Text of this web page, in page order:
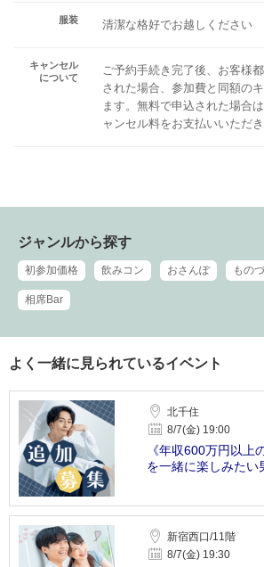
服装 清潔な格好でお越しください
キャンセル
について
ご予約手続き完了後、お客様
された場合、参加費と同額の
ます。無料で申込された場合
ャンセル料をお支払いいただき
ジャンルから探す
初参加価格 飲みコン おさんぽ もの
相席Bar
よく一緒に見られているイベント
北千住
8/7(金) 19:00
《年収600万円以上
を一緒に楽しみたい
新宿西口/11階
8/7(金) 19:30